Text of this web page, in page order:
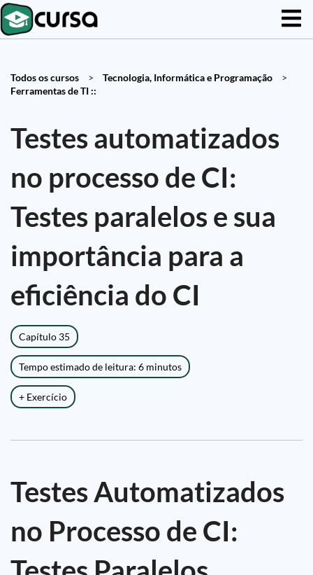
Todos os cursos > Tecnologia, Informática e Programação
>
Ferramentas de TI ::
Testes automatizados
no processo de CI:
Testes paralelos e sua
importância para a
eficiência do CI
Capítulo 35
Tempo estimado de leitura: 6 minutos
+ Exercício
Testes Automatizados
no Processo de CI: